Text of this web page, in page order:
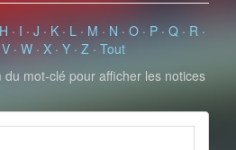
H · I · J · K · L · M · N · O · P · Q · R ·
V· W· X· Y· Z· Tout
du mot-clé pour afficher les notices